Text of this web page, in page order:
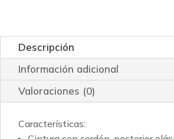
Descripción
Información adicional
Valoraciones (0)
Características: